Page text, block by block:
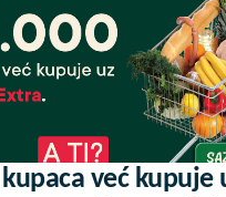
već kupuje